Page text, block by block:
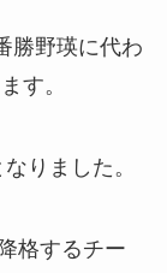
勝野瑛に代わ
す。
りました。
格するチー